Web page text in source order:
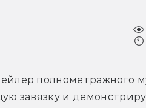
полнометражного
завязку и